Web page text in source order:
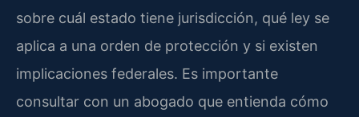
sobre cuál estado tiene jurisdicción, qué ley se
aplica a una orden de protección y si existen
implicaciones federales. Es importante
consultar con un abogado que entienda cómo